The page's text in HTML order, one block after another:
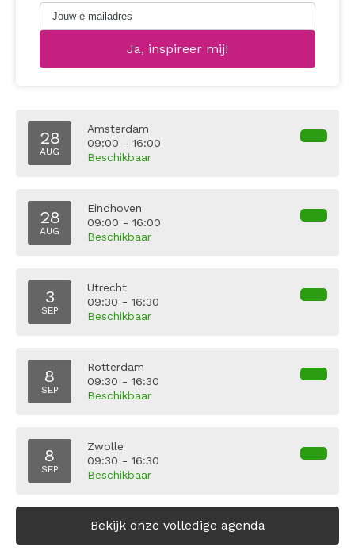
28
AUG
Amsterdam
09:00 - 16:00
Beschikbaar
28
AUG
Eindhoven
09:00 - 16:00
Beschikbaar
3
SEP
Utrecht
09:30 - 16:30
Beschikbaar
8
SEP
Rotterdam
09:30 - 16:30
Beschikbaar
8
SEP
Zwolle
09:30 - 16:30
Beschikbaar
Bekijk onze volledige agenda